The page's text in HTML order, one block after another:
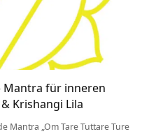
Mantra für inneren
Krishangi Lila
Mantra „Om Tare Tuttare Ture